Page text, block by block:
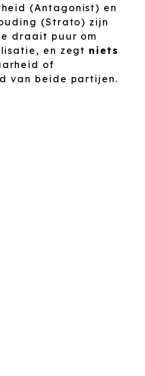
(Antagonist) en
(Strato) zijn
draait puur om
en zegt niets
of
van beide partijen.